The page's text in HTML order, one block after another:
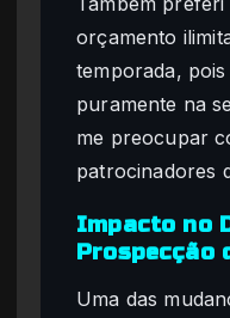
orçamento
temporada,
puramente na
me preocupar
patrocinadores
Impacto no
Prospecção
Uma das